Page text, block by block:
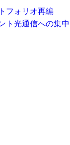
フォリオ再編
ト光通信への集中